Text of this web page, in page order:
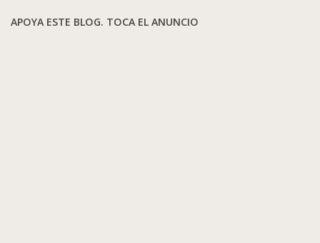
APOYA ESTE BLOG. TOCA EL ANUNCIO